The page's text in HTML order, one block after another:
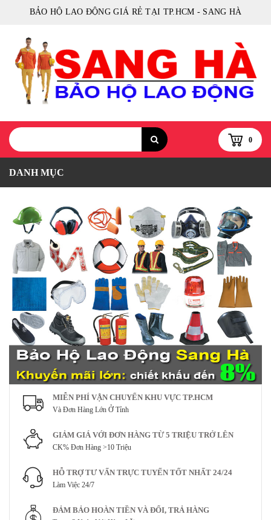
BẢO HỘ LAO ĐỘNG GIÁ RẺ TẠI TP.HCM - SANG HÀ
0
DANH MỤC
MIỄN PHÍ VẬN CHUYỂN KHU VỰC TP.HCM
Và Đơn Hàng Lớn Ở Tỉnh
GIẢM GIÁ VỚI ĐƠN HÀNG TỪ 5 TRIỆU TRỞ LÊN
CK% Đơn Hàng >10 Triệu
HỖ TRỢ TƯ VẤN TRỰC TUYẾN TỐT NHẤT 24/24
Làm Việc 24/7
ĐẢM BẢO HOÀN TIỀN VÀ ĐỔI, TRẢ HÀNG